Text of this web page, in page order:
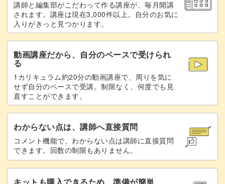
講師と編集部がこだわって作る講座が、毎月開講
されます。講座は現在3,000件以上。自分のお気に
入りがきっと見つかります。
動画講座だから、自分のペースで受けられ
る
1カリキュラム約20分の動画講座で、周りを気に
せず自分のペースで受講。制限なく、何度でも見
直すことができます。
わからない点は、講師へ直接質問
コメント機能で、わからない点は講師に直接質問
できます。回数の制限もありません。
キットも購入できるため、準備が簡単